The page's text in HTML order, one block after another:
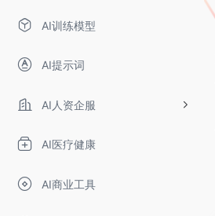
AI训练模型
AI提示词
AI人资企服
AI医疗健康
AI商业工具